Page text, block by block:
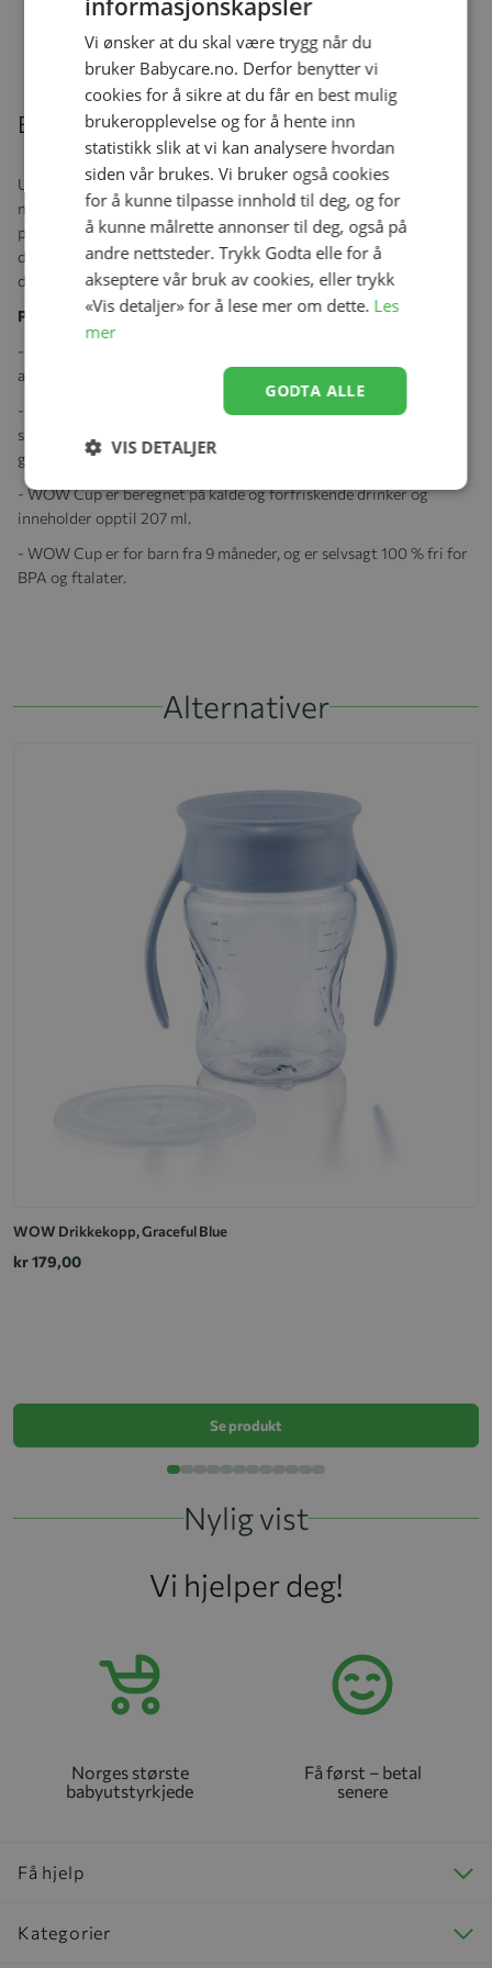
Sauen
kr 99,00 kr 69,00
Beskrivelse
Unngå å søle drikke ved spisebordet, på sofaen, i bilen, i sengen og
mange andre steder. Koppen er super praktisk på piknik, skitur og
på stranden. Koppen forhindrer insekter i å komme i kontakt med
drikken. Praktisk og god drikkekopp med sølfri 360 graders
drikkekant, nå i forbedret og fint design.
Produktegenskaper:
- Koppen består av 3 deler, som er enkle å skille og montere, og
alle deler kan selvfølgelig rengjøres i oppvaskmaskinen.
- Koppen har en 360 ° drikkekant som er forseglet med en myk
silikonventil, som åpnes ved å berøre overleppen, mens den suger
ganske lett.
- WOW Cup er beregnet på kalde og forfriskende drinker og
inneholder opptil 207 ml.
- WOW Cup er for barn fra 9 måneder, og er selvsagt 100 % fri for
BPA og ftalater.
Alternativer
WOW Drikkekopp, Graceful Blue
kr 179,00
Se produkt
Nylig vist
Vi hjelper deg!
Norges største
babyutstyrkjede
Få først – betal
senere
Få hjelp
Kategorier
Vi ønsker at du skal være trygg når du
bruker Babycare.no. Derfor benytter vi
cookies for å sikre at du får en best mulig
brukeropplevelse og for å hente inn
statistikk slik at vi kan analysere hvordan
siden vår brukes. Vi bruker også cookies
for å kunne tilpasse innhold til deg, og for
å kunne målrette annonser til deg, også på
andre nettsteder. Trykk Godta elle for å
akseptere vår bruk av cookies, eller trykk
«Vis detaljer» for å lese mer om dette. Les
mer
GODTA ALLE
VIS DETALJER